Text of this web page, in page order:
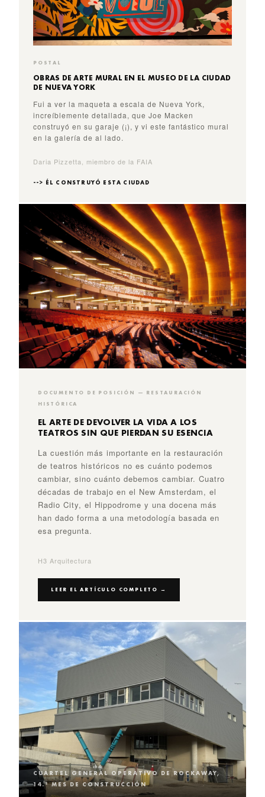
POSTAL
OBRAS DE ARTE MURAL EN EL MUSEO DE LA CIUDAD
DE NUEVA YORK
Fui a ver la maqueta a escala de Nueva York,
increíblemente detallada, que Joe Macken
construyó en su garaje (¡), y vi este fantástico mural
en la galería de al lado.
Daria Pizzetta, miembro de la FAIA
--> ÉL CONSTRUYÓ ESTA CIUDAD
DOCUMENTO DE POSICIÓN — RESTAURACIÓN
HISTÓRICA
EL ARTE DE DEVOLVER LA VIDA A LOS
TEATROS SIN QUE PIERDAN SU ESENCIA
La cuestión más importante en la restauración
de teatros históricos no es cuánto podemos
cambiar, sino cuánto debemos cambiar. Cuatro
décadas de trabajo en el New Amsterdam, el
Radio City, el Hippodrome y una docena más
han dado forma a una metodología basada en
esa pregunta.
H3 Arquitectura
LEER EL ARTÍCULO COMPLETO →
CUARTEL GENERAL OPERATIVO DE ROCKAWAY,
14.º MES DE CONSTRUCCIÓN